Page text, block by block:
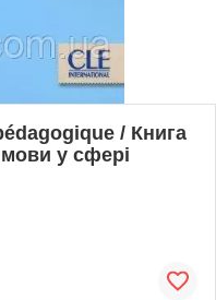
/ Книга
у сфері